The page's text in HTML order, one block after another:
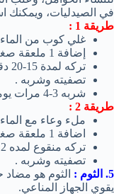
في الصيدليات، ويمكنك
طريقة 1 :
غلي كوب من
إضافة 1 ملعقة صغيرة من أوراق عنب الدب المجففة .
تركه لمدة 15-20 دقيقة.
تصفيته وشربه .
شربه 3-4 مرات يوميا للتخلص من الصديد في البول .
طريقة 2 :
ملء وعاء مع
اضافة 1 ملعقة صغيرة من أوراق عنب الدب المجففة .
تركه منقوع لمده 12 ساعة.
تصفيته وشربه .
5. الثوم :
الثوم هو مضاد
يقوي الجهاز المناعي.